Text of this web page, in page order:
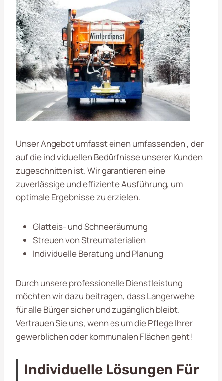
Unser Angebot umfasst einen umfassenden , der
auf die individuellen Bedürfnisse unserer Kunden
zugeschnitten ist. Wir garantieren eine
zuverlässige und effiziente Ausführung, um
optimale Ergebnisse zu erzielen.
Glatteis- und Schneeräumung
Streuen von Streumaterialien
Individuelle Beratung und Planung
Durch unsere professionelle Dienstleistung
möchten wir dazu beitragen, dass Langerwehe
für alle Bürger sicher und zugänglich bleibt.
Vertrauen Sie uns, wenn es um die Pflege Ihrer
gewerblichen oder kommunalen Flächen geht!
Individuelle Lösungen Für